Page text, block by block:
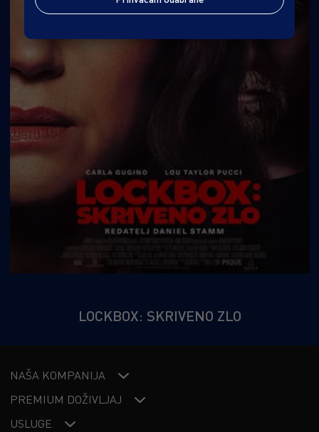
LOCKBOX: SKRIVENO ZLO
NAŠA KOMPANIJA
PREMIUM DOŽIVLJAJ
USLUGE